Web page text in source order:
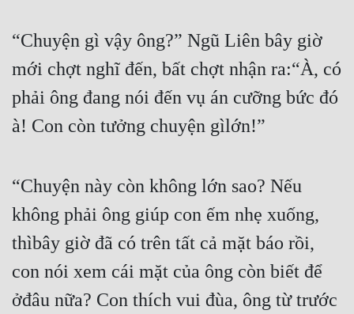
Đông Phương Huyền Huyễn
Đồng Nhân
Cẩu Đạo Trường Sinh
Truyện Nam
Truyện Nữ
Vô Địch Lưu
Xây Dựng Thế Lực
“Chuyện gì vậy ông?” Ngũ Liên bây giờ
mới chợt nghĩ đến, bất chợt nhận ra:“À, có
phải ông đang nói đến vụ án cưỡng bức đó
à! Con còn tưởng chuyện gìlớn!”
“Chuyện này còn không lớn sao? Nếu
không phải ông giúp con ếm nhẹ xuống,
thìbây giờ đã có trên tất cả mặt báo rồi,
con nói xem cái mặt của ông còn biết để
ởđâu nữa? Con thích vui đùa, ông từ trước